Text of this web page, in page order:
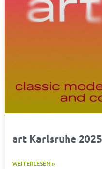
art Karlsruhe 2025
WEITERLESEN »